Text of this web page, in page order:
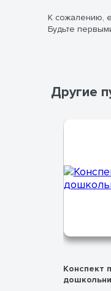
К сожалению,
Будьте
Другие
Конспект